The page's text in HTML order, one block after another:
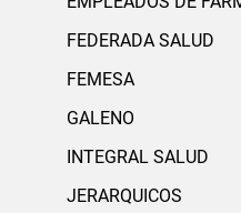
FEDERADA SALUD
FEMESA
GALENO
INTEGRAL SALUD
JERARQUICOS